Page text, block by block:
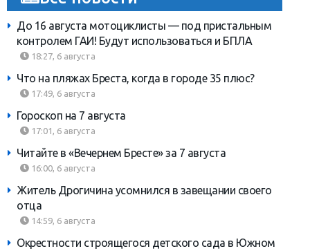
До 16 августа мотоциклисты — под пристальным
контролем ГАИ! Будут использоваться и БПЛА
18:27, 6 августа
Что на пляжах Бреста, когда в городе 35 плюс?
17:49, 6 августа
Гороскоп на 7 августа
17:01, 6 августа
Читайте в «Вечернем Бресте» за 7 августа
16:00, 6 августа
Житель Дрогичина усомнился в завещании своего
отца
14:59, 6 августа
Окрестности строящегося детского сада в Южном